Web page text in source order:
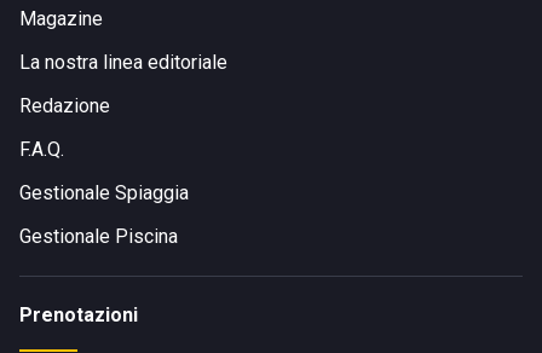
Magazine
La nostra linea editoriale
Redazione
F.A.Q.
Gestionale Spiaggia
Gestionale Piscina
Prenotazioni